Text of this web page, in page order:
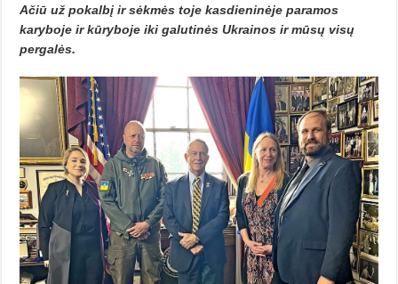
Ačiū už pokalbį ir sėkmės toje kasdie­ninėje paramos
karyboje ir kūryboje iki galu­tinės Ukrainos ir mūsų visų
pergalės.